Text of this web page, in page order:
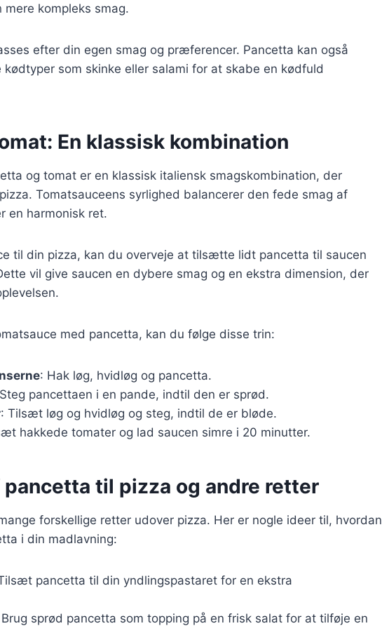
kompleks smag.
efter din egen smag og præferencer. Pancetta kan også
som skinke eller salami for at skabe en kødfuld
En klassisk kombination
og tomat er en klassisk italiensk smagskombination, der
Tomatsauceens syrlighed balancerer den fede smag af
en harmonisk ret.
til din pizza, kan du overveje at tilsætte lidt pancetta til saucen
vil give saucen en dybere smag og en ekstra dimension, der
med pancetta, kan du følge disse trin:
: Hak løg, hvidløg og pancetta.
pancettaen i en pande, indtil den er sprød.
: Tilsæt løg og hvidløg og steg, indtil de er bløde.
hakkede tomater og lad saucen simre i 20 minutter.
til pizza og andre retter
forskellige retter udover pizza. Her er nogle ideer til, hvordan
i din madlavning:
pancetta til din yndlingspastaret for en ekstra
sprød pancetta som topping på en frisk salat for at tilføje en